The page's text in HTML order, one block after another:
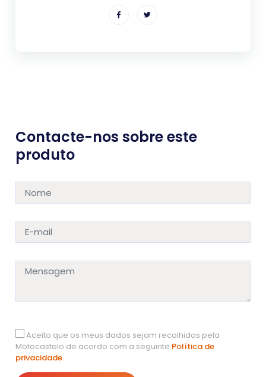
Contacte-nos sobre este
produto
Aceito que os meus dados sejam recolhidos pela
Motocastelo de acordo com a seguinte Política de
privacidade.